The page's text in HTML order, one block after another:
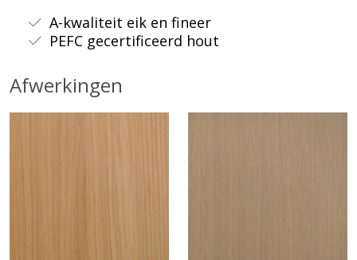
A-kwaliteit eik en fineer
PEFC gecertificeerd hout
Afwerkingen